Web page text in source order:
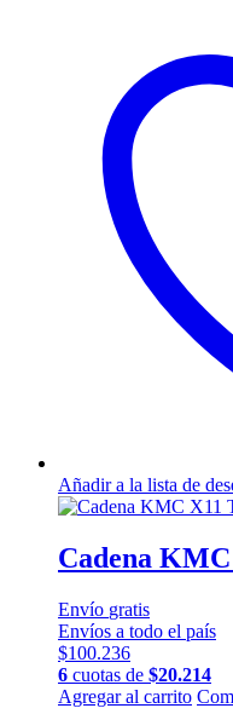
Añadir a la lista de
Cadena
Envío gratis
Envíos a todo el país
$100.236
6 cuotas de $20.214
Agregar al carrito